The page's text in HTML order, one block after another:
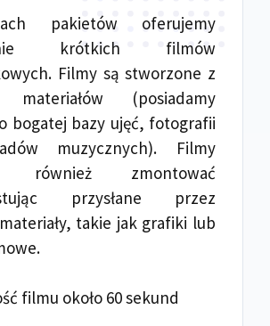
pakietów oferujemy
krótkich filmów
Filmy są stworzone z
materiałów (posiadamy
bogatej bazy ujęć, fotografii
muzycznych). Filmy
również zmontować
przysłane przez
takie jak grafiki lub
filmu około 60 sekund